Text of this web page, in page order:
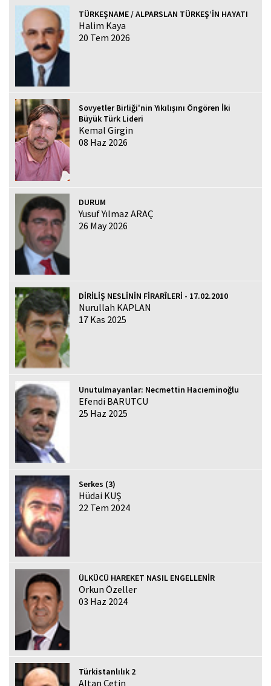
TÜRKEŞNAME / ALPARSLAN TÜRKEŞ’İN HAYATI
Halim Kaya
20 Tem 2026
Sovyetler Birliği'nin Yıkılışını Öngören İki
Büyük Türk Lideri
Kemal Girgin
08 Haz 2026
DURUM
Yusuf Yılmaz ARAÇ
26 May 2026
DİRİLİŞ NESLİNİN FİRARÎLERİ - 17.02.2010
Nurullah KAPLAN
17 Kas 2025
Unutulmayanlar: Necmettin Hacıeminoğlu
Efendi BARUTCU
25 Haz 2025
Serkes (3)
Hüdai KUŞ
22 Tem 2024
ÜLKÜCÜ HAREKET NASIL ENGELLENİR
Orkun Özeller
03 Haz 2024
Türkistanlılık 2
Altan Çetin